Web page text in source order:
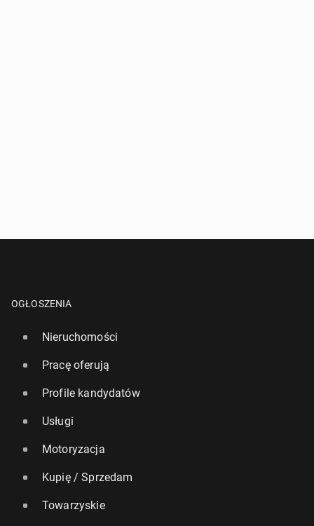
OGŁOSZENIA
Nieruchomości
Pracę oferują
Profile kandydatów
Usługi
Motoryzacja
Kupię / Sprzedam
Towarzyskie